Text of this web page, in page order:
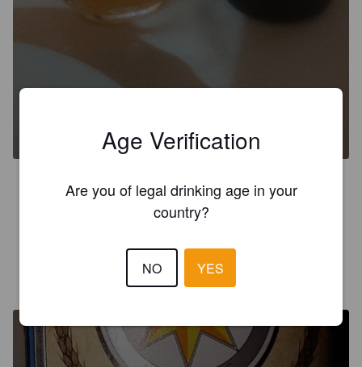
Finalmente ogni tanto si trova una birra tedesca con caratteri.
Questa è lievemente affumicata e con una bella schiuma
@ Galileo Risto Pub
Age Verification
Are you of legal drinking age in your
country?
NO YES